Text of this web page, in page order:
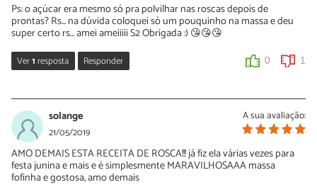
Ps: o açúcar era mesmo só pra polvilhar nas roscas depois de
prontas? Rs... na dúvida coloquei só um pouquinho na massa e deu
super certo rs... amei ameiiiii S2 Obrigada :) 😘😘😘
Ver1resposta Responder 0 1
Oi Ayesha, que bom que você gostou da nossa receita de rosca
frita simples! O açúcar vai junto com a farinha. Obrigada pelo seu
comentário e ficamos no aguardo da foto de rosca frita simples
🙂
A sua avaliação:
solange
21/05/2019
AMO DEMAIS ESTA RECEITA DE ROSCA!!! já fiz ela várias vezes para
festa junina e mais e é simplesmente MARAVILHOSAAA massa
fofinha e gostosa, amo demais